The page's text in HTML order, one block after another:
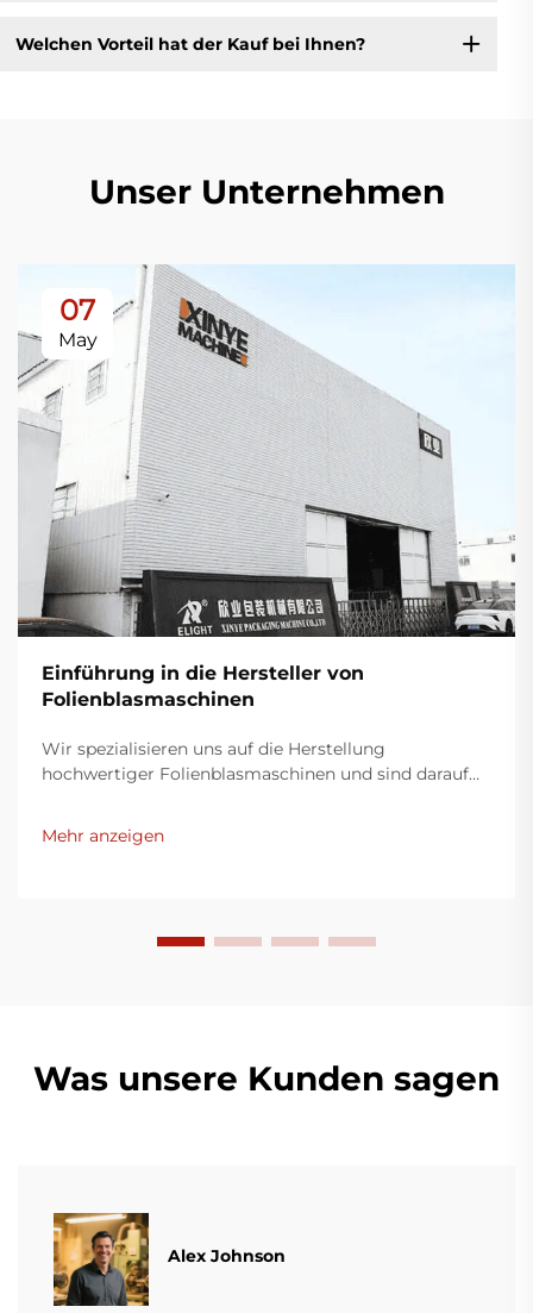
Welchen Vorteil hat der Kauf bei Ihnen?
Unser Unternehmen
07
May
Einführung in die Hersteller von
Folienblasmaschinen
Wir spezialisieren uns auf die Herstellung
hochwertiger Folienblasmaschinen und sind darauf
Kunststoffverpackungsindustrie bereitzustellen.
Unsere Folienblasmaschinen nutzen moderne
Mehr anzeigen
Was unsere Kunden sagen
Alex Johnson